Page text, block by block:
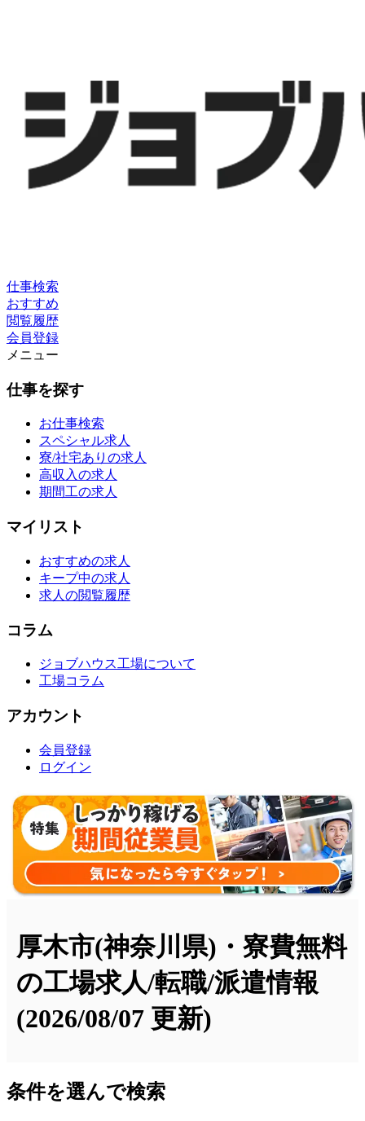
仕事検索
おすすめ
閲覧履歴
会員登録
メニュー
仕事を探す
お仕事検索
スペシャル求人
寮/社宅ありの求人
高収入の求人
期間工の求人
マイリスト
おすすめの求人
キープ中の求人
求人の閲覧履歴
コラム
ジョブハウス工場について
工場コラム
アカウント
会員登録
ログイン
厚木市(神奈川県)・寮費無料
の工場求人/転職/派遣情報
(2026/08/07 更新)
条件を選んで検索